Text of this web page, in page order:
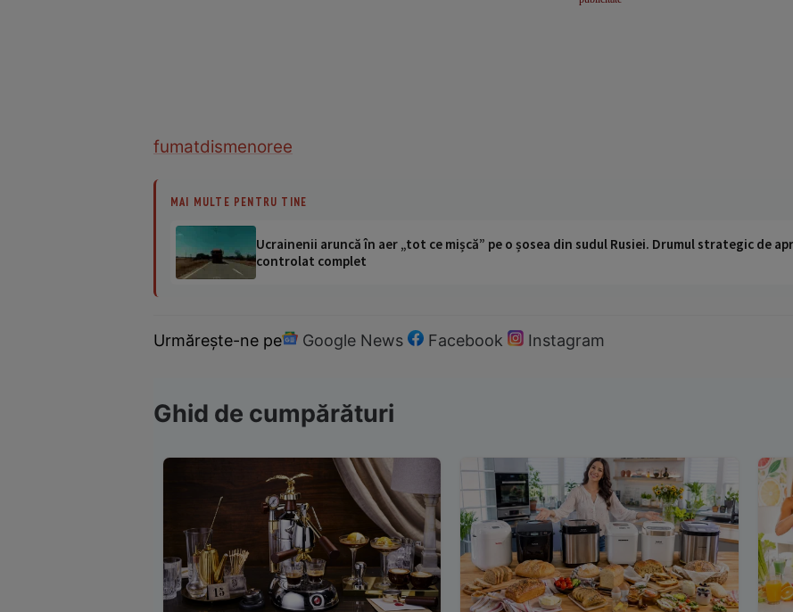
fumatdismenoree
MAI MULTE PENTRU TINE
Ucrainenii aruncă în aer „tot ce mișcă” pe o șosea din sudul Rusiei. Drumul strategic de
controlat complet
Urmărește-ne pe Google News Facebook Instagram
Ghid de cumpărături